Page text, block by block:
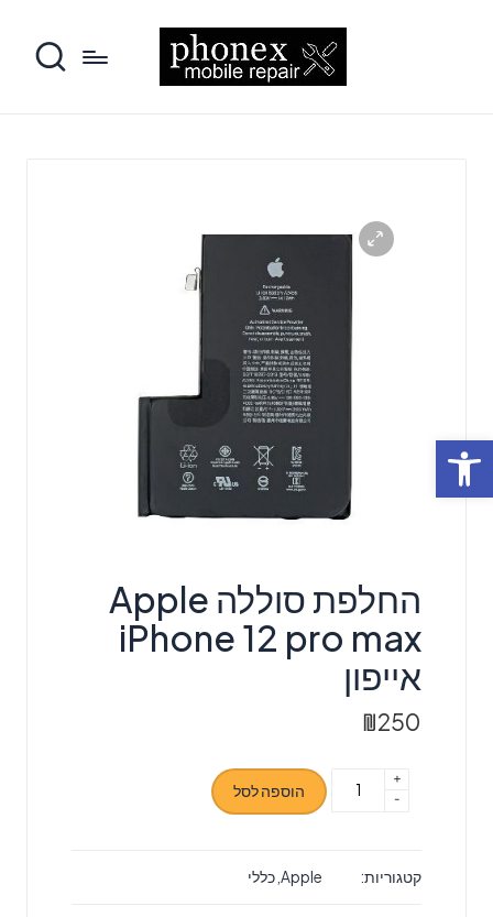
פתח סרגל נגישות
החלפת סוללה Apple
iPhone 12 pro max
אייפון
₪250
כמות
Apple
-
+
הוספה לסל
קטגוריות: Apple כללי